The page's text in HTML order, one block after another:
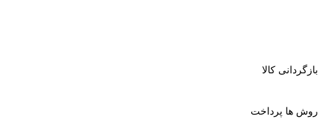
بازگردانی کالا
روش ها پرداخت